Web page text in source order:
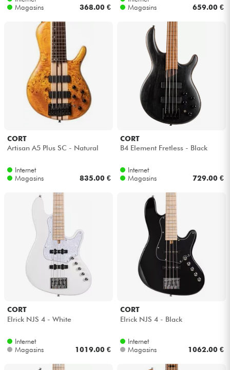
Magasins
368.00 €
Magasins
659.00 €
CORT
Artisan A5 Plus SC - Natural
Internet
Magasins
835.00 €
CORT
B4 Element Fretless - Black
Internet
Magasins
729.00 €
CORT
Elrick NJS 4 - White
Internet
Magasins
1019.00 €
CORT
Elrick NJS 4 - Black
Internet
Magasins
1062.00 €